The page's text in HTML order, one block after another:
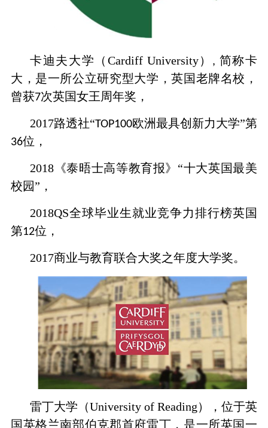
卡迪夫大学（Cardiff University） , 简称卡
大，是一所公立研究型大学，英国老牌名校，
曾获7次英国女王周年奖，
2017路透社“TOP100欧洲最具创新力大学”第
36位，
2018《泰晤士高等教育报》“十大英国最美
校园”，
2018QS全球毕业生就业竞争力排行榜英国
第12位，
2017商业与教育联合大奖之年度大学奖。
雷丁大学（University of Reading），位于英
国英格兰南部伯克郡首府雷丁，是一所英国一